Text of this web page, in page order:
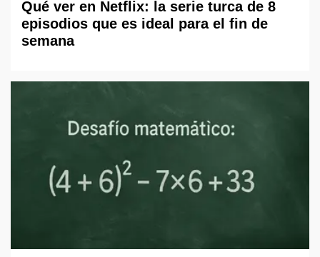
Qué ver en Netflix: la serie turca de 8
episodios que es ideal para el fin de
semana